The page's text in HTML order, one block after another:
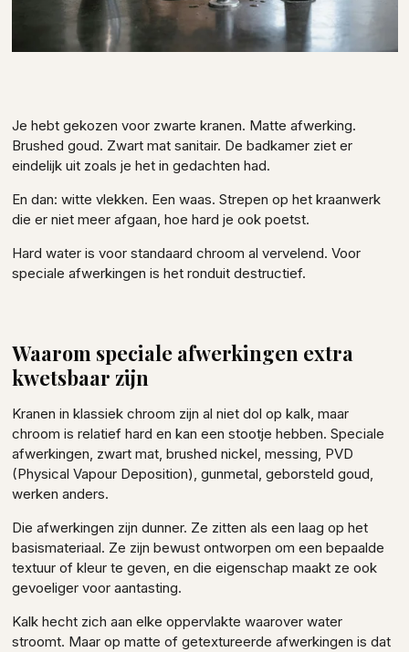
Je hebt gekozen voor zwarte kranen. Matte afwerking.
Brushed goud. Zwart mat sanitair. De badkamer ziet er
eindelijk uit zoals je het in gedachten had.
En dan: witte vlekken. Een waas. Strepen op het kraanwerk
die er niet meer afgaan, hoe hard je ook poetst.
Hard water is voor standaard chroom al vervelend. Voor
speciale afwerkingen is het ronduit destructief.
Waarom speciale afwerkingen extra
kwetsbaar zijn
Kranen in klassiek chroom zijn al niet dol op kalk, maar
chroom is relatief hard en kan een stootje hebben. Speciale
afwerkingen, zwart mat, brushed nickel, messing, PVD
(Physical Vapour Deposition), gunmetal, geborsteld goud,
werken anders.
Die afwerkingen zijn dunner. Ze zitten als een laag op het
basismateriaal. Ze zijn bewust ontworpen om een bepaalde
textuur of kleur te geven, en die eigenschap maakt ze ook
gevoeliger voor aantasting.
Kalk hecht zich aan elke oppervlakte waarover water
stroomt. Maar op matte of getextureerde afwerkingen is dat